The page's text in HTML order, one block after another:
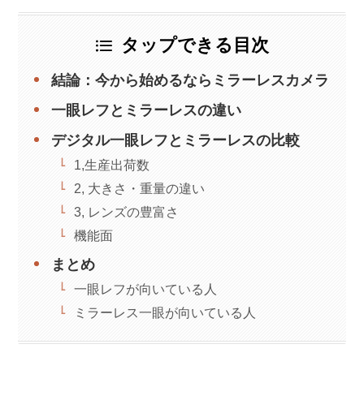
タップできる目次
結論：今から始めるならミラーレスカメラ
一眼レフとミラーレスの違い
デジタル一眼レフとミラーレスの比較
1,生産出荷数
2, 大きさ・重量の違い
3, レンズの豊富さ
機能面
まとめ
一眼レフが向いている人
ミラーレス一眼が向いている人